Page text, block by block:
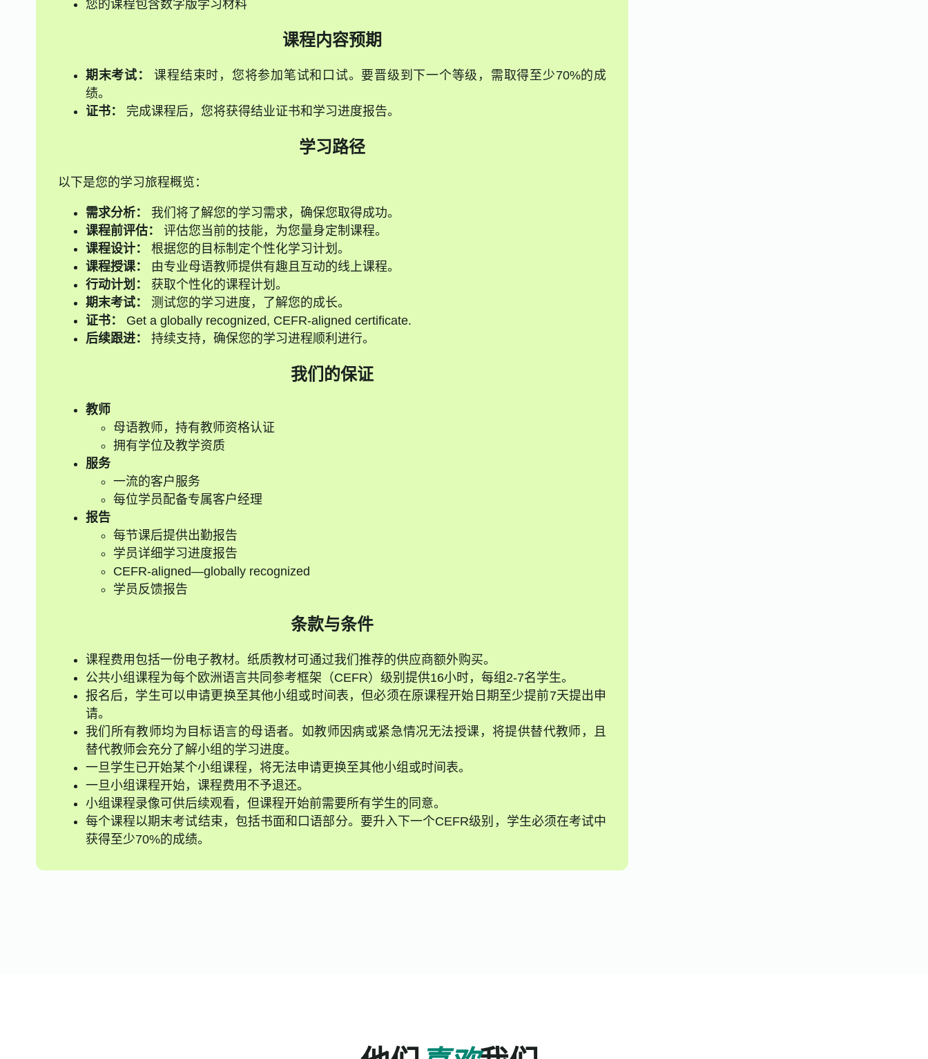
您的课程包含数字版学习材料
课程内容预期
期末考试：
课程结束时，您将参加笔试和口试。要晋级到下一个等级，需取得至少70%的成
绩。
证书：
完成课程后，您将获得结业证书和学习进度报告。
学习路径
以下是您的学习旅程概览：
需求分析：
我们将了解您的学习需求，确保您取得成功。
课程前评估：
评估您当前的技能，为您量身定制课程。
课程设计：
根据您的目标制定个性化学习计划。
课程授课：
由专业母语教师提供有趣且互动的线上课程。
行动计划：
获取个性化的课程计划。
期末考试：
测试您的学习进度，了解您的成长。
证书：
Get a globally recognized, CEFR-aligned certificate.
后续跟进：
持续支持，确保您的学习进程顺利进行。
我们的保证
教师
母语教师，持有教师资格认证
拥有学位及教学资质
服务
一流的客户服务
每位学员配备专属客户经理
报告
每节课后提供出勤报告
学员详细学习进度报告
CEFR-aligned—globally recognized
学员反馈报告
条款与条件
课程费用包括一份电子教材。纸质教材可通过我们推荐的供应商额外购买。
公共小组课程为每个欧洲语言共同参考框架（CEFR）级别提供16小时，每组2-7名学生。
报名后，学生可以申请更换至其他小组或时间表，但必须在原课程开始日期至少提前7天提出申
请。
我们所有教师均为目标语言的母语者。如教师因病或紧急情况无法授课，将提供替代教师，且
替代教师会充分了解小组的学习进度。
一旦学生已开始某个小组课程，将无法申请更换至其他小组或时间表。
一旦小组课程开始，课程费用不予退还。
小组课程录像可供后续观看，但课程开始前需要所有学生的同意。
每个课程以期末考试结束，包括书面和口语部分。要升入下一个CEFR级别，学生必须在考试中
获得至少70%的成绩。